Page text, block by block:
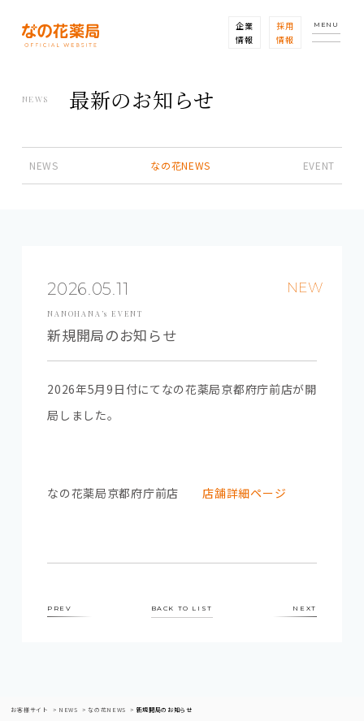
企業
情報
採用
情報
MENU
NEWS 最新のお知らせ
NEWS なの花NEWS EVENT
NEW
2026.05.11
NANOHANA’s EVENT
新規開局のお知らせ
2026年5月9日付にて なの花薬局京都府庁前店が開
局しました。
なの花薬局京都府庁前店 店舗詳細ページ
PREV BACK TO LIST NEXT
お客様サイト NEWS なの花NEWS 新規開局のお知らせ